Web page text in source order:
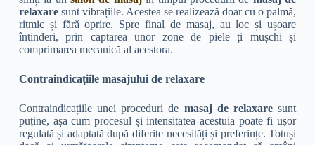
relaxaresunt vibrațiile. Acestea se realizează doar cu o palmă,
ritmic și fără oprire. Spre final de masaj, au loc și ușoare
întinderi, prin captarea unor zone de piele ți mușchi și
comprimarea mecanică al acestora.
Contraindicațiile masajului de relaxare
Contraindicațiile unei proceduri de masaj de relaxaresunt
puține, așa cum procesul și intensitatea acestuia poate fi ușor
regulată și adaptată după diferite necesități și preferințe. Totuși